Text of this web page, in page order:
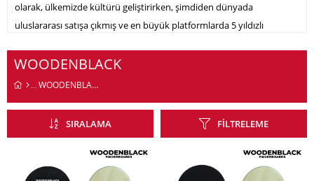
olarak, ülkemizde kültürü geliştirirken, şimdiden dünyada
uluslararası satışa çıkmış ve en büyük platformlarda 5 yıldızlı
Woodenblack tahtalar; yüksek kaliteli akçaağaç, agresif konkeyv ve
açılar ile hareketlerinizi üst düzeye çıkarır. Özel olarak üretilen
Woodenblack tekerler ve kaliteli rulmanlar ile gerçek bir kaykaya en
profesyonel ahşap tahtalardan geçer, ister yeni ister başlayın ister
WOODENBLACK
WOODENBLACK
FILTRELEME
SIRALAMA